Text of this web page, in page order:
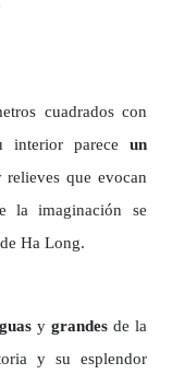
cuadrados con
interior parece un
que evocan
la imaginación se
Ha Long.
y grandesde la
y su esplendor